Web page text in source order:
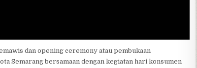
dan opening ceremony atau pembukaan
Semarang bersamaan dengan kegiatan hari konsumen